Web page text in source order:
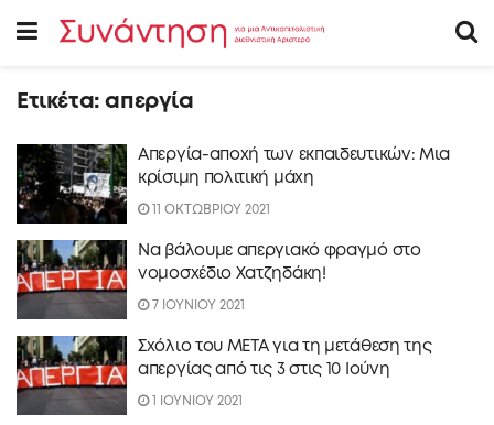
Ετικέτα:απεργία
Απεργία-αποχή των εκπαιδευτικών: Μια
κρίσιμη πολιτική μάχη
11 ΟΚΤΩΒΡΙΟΥ 2021
Να βάλουμε απεργιακό φραγμό στο
νομοσχέδιο Χατζηδάκη!
7 ΙΟΥΝΙΟΥ 2021
Σχόλιο του ΜΕΤΑ για τη μετάθεση της
απεργίας από τις 3 στις 10 Ιούνη
1 ΙΟΥΝΙΟΥ 2021